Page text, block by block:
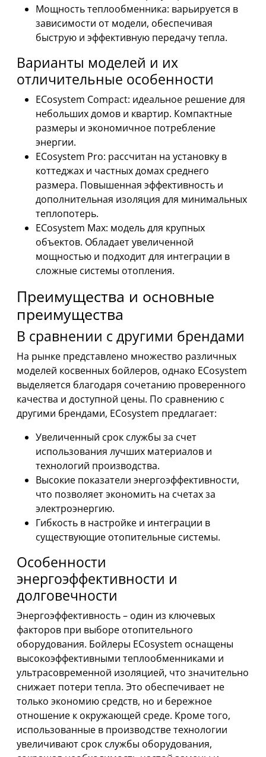
Мощность теплообменника: варьируется в
зависимости от модели, обеспечивая
быструю и эффективную передачу тепла.
Варианты моделей и их
отличительные особенности
ECosystem Compact: идеальное решение для
небольших домов и квартир. Компактные
размеры и экономичное потребление
энергии.
ECosystem Pro: рассчитан на установку в
коттеджах и частных домах среднего
размера. Повышенная эффективность и
дополнительная изоляция для минимальных
теплопотерь.
ECosystem Max: модель для крупных
объектов. Обладает увеличенной
мощностью и подходит для интеграции в
сложные системы отопления.
Преимущества и основные
преимущества
В сравнении с другими брендами
На рынке представлено множество различных
моделей косвенных бойлеров, однако ECosystem
выделяется благодаря сочетанию проверенного
качества и доступной цены. По сравнению с
другими брендами, ECosystem предлагает:
Увеличенный срок службы за счет
использования лучших материалов и
технологий производства.
Высокие показатели энергоэффективности,
что позволяет экономить на счетах за
электроэнергию.
Гибкость в настройке и интеграции в
существующие отопительные системы.
Особенности
энергоэффективности и
долговечности
Энергоэффективность – один из ключевых
факторов при выборе отопительного
оборудования. Бойлеры ECosystem оснащены
высокоэффективными теплообменниками и
ультрасовременной изоляцией, что значительно
снижает потери тепла. Это обеспечивает не
только экономию средств, но и бережное
отношение к окружающей среде. Кроме того,
использованные в производстве технологии
увеличивают срок службы оборудования,